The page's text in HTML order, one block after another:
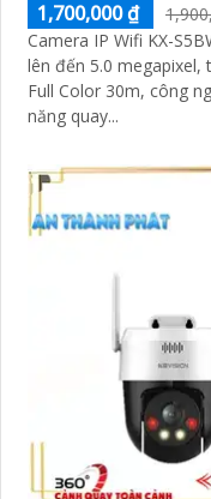
1,700,000 ₫
Camera IP Wifi KX-
lên đến 5.0
Full Color 30m, công
năng quay...